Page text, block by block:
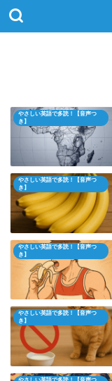
やさしい英語で多読！【音声つ
き】
やさしい英語で多読！【音声つ
き】
やさしい英語で多読！【音声つ
き】
やさしい英語で多読！【音声つ
き】
やさしい英語で多読！【音声つ